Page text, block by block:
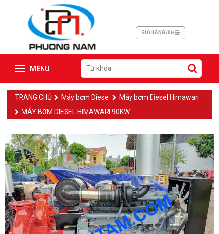
GIỎ HÀNG/0Đ
MENU
TRANG CHỦ Máy bơm Diesel
Máy bơm Diesel Himawari
MÁY BƠM DIESEL HIMAWARI 90KW